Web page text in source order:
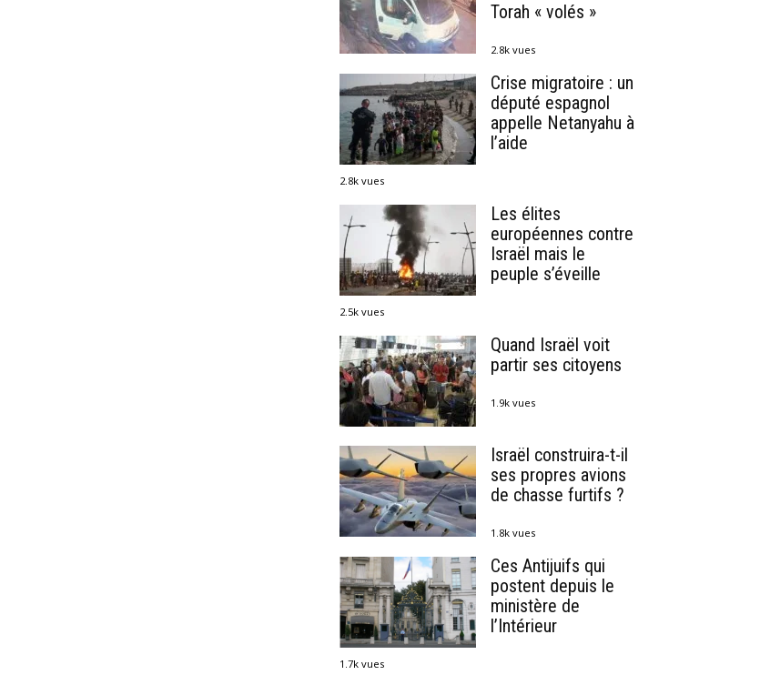
Torah « volés »
2.8k vues
Crise migratoire : un
député espagnol
appelle Netanyahu à
l’aide
2.8k vues
Les élites
européennes contre
Israël mais le
peuple s’éveille
2.5k vues
Quand Israël voit
partir ses citoyens
1.9k vues
Israël construira-t-il
ses propres avions
de chasse furtifs ?
1.8k vues
Ces Antijuifs qui
postent depuis le
ministère de
l’Intérieur
1.7k vues